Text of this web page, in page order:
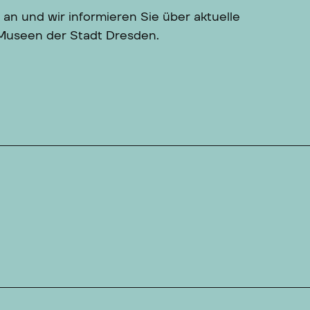
und wir informieren Sie über aktuelle
der Stadt Dresden.